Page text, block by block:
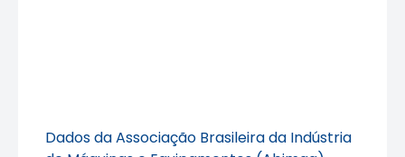
Dados da Associação Brasileira da Indústria